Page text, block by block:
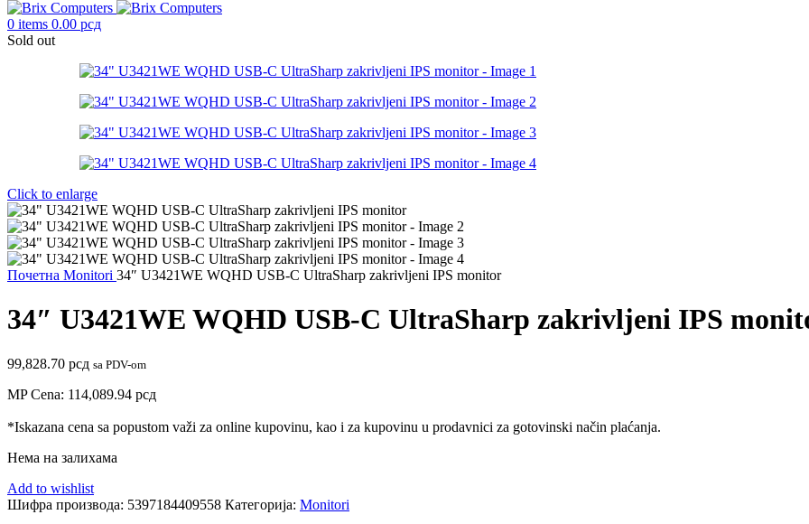
0 items 0.00 рсд
Sold out
Click to enlarge
Почетна Monitori 34″ U3421WE WQHD USB-C UltraSharp zakrivljeni IPS monitor
34″ U3421WE WQHD USB-C UltraSharp zakrivljeni IPS
99,828.70 рсд sa PDV-om
MP Cena: 114,089.94 рсд
*Iskazana cena sa popustom važi za online kupovinu, kao i za kupovinu u prodavnici za gotovinski način plaćanja.
Нема на залихама
Add to wishlist
Шифра производа: 5397184409558 Категорија: Monitori